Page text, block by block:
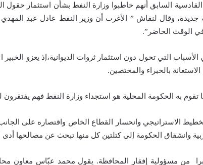
السابق أنهم خاطبوا وزارة النفط بشأن استثمار حقول
وقال لنقاش ” الأغرب أن وزير النفط عادل عبد
الوقت الحاضر”.
التي تحول دون استثمار ثروات الديوانية،إذ يعزو
بالخبراء والمختصين.
به الحكومة المحلية هو استجداء وزارة النفط فهم يفتقرون
الاستراتيجي وانحسار القطاع الخاص واقتصاره على
وانشقاق الحكومة إلى كتلتين كل منها تبحث عن مصالحها
من مسؤولية إفقار المحافظة. يقول محمد عبّاس معاون